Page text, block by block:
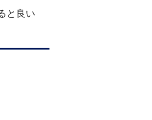
と良い